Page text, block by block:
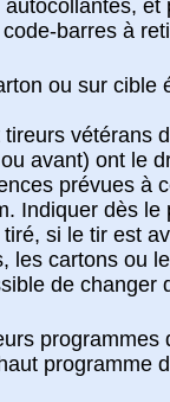
et
barres à
ou sur cible
vétérans
avant) ont le
prévues à
Indiquer dès le
si le tir est
les cartons ou
de changer
programmes
programme